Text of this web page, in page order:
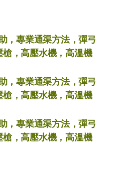
，專業通渠方法，彈弓
，高壓水機，高溫機
，專業通渠方法，彈弓
，高壓水機，高溫機
，專業通渠方法，彈弓
，高壓水機，高溫機